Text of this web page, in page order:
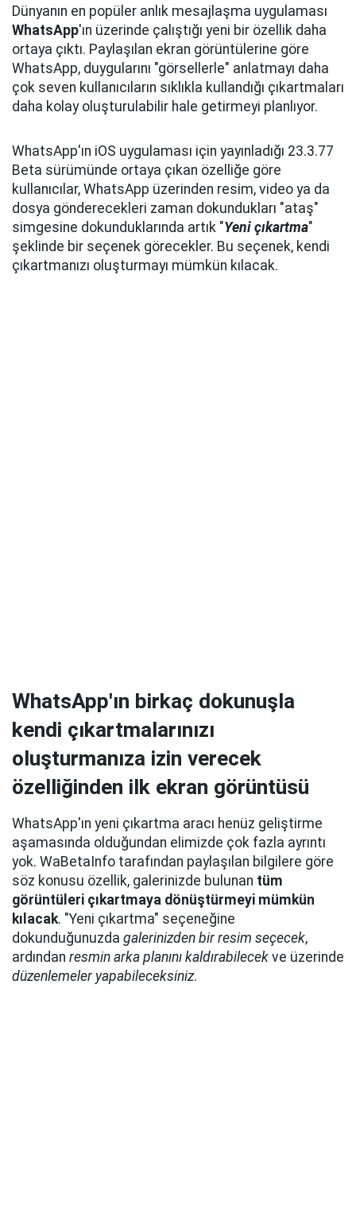
Dünyanın en popüler anlık mesajlaşma uygulaması
WhatsApp'ın üzerinde çalıştığı yeni bir özellik daha
ortaya çıktı. Paylaşılan ekran görüntülerine göre
WhatsApp, duygularını "görsellerle" anlatmayı daha
çok seven kullanıcıların sıklıkla kullandığı çıkartmaları
daha kolay oluşturulabilir hale getirmeyi planlıyor.
WhatsApp'ın iOS uygulaması için yayınladığı 23.3.77
Beta sürümünde ortaya çıkan özelliğe göre
kullanıcılar, WhatsApp üzerinden resim, video ya da
dosya gönderecekleri zaman dokundukları "ataş"
simgesine dokunduklarında artık "Yeni çıkartma"
şeklinde bir seçenek görecekler. Bu seçenek, kendi
çıkartmanızı oluşturmayı mümkün kılacak.
WhatsApp'ın birkaç dokunuşla
kendi çıkartmalarınızı
oluşturmanıza izin verecek
özelliğinden ilk ekran görüntüsü
WhatsApp'ın yeni çıkartma aracı henüz geliştirme
aşamasında olduğundan elimizde çok fazla ayrıntı
yok. WaBetaInfo tarafından paylaşılan bilgilere göre
söz konusu özellik, galerinizde bulunan tüm
görüntüleri çıkartmaya dönüştürmeyi mümkün
kılacak. "Yeni çıkartma" seçeneğine
dokunduğunuzda galerinizden bir resim seçecek,
ardından resmin arka planını kaldırabilecek ve üzerinde
düzenlemeler yapabileceksiniz.